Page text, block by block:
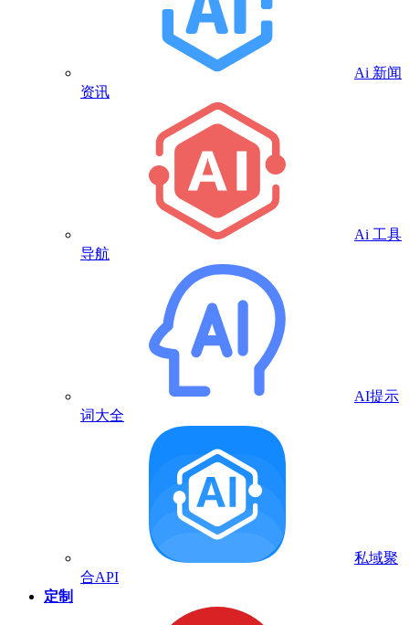
Ai 新闻
资讯
Ai 工具
导航
AI提示
词大全
私域聚
合API
定制